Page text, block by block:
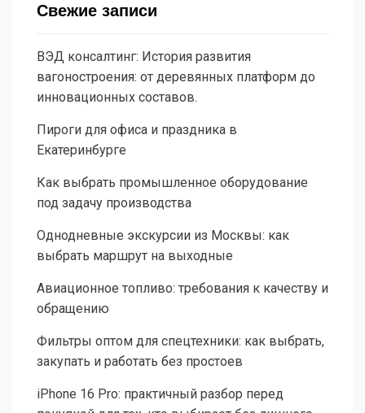
Свежие записи
ВЭД консалтинг: История развития
вагоностроения: от деревянных платформ до
инновационных составов.
Пироги для офиса и праздника в
Екатеринбурге
Как выбрать промышленное оборудование
под задачу производства
Однодневные экскурсии из Москвы: как
выбрать маршрут на выходные
Авиационное топливо: требования к качеству и
обращению
Фильтры оптом для спецтехники: как выбрать,
закупать и работать без простоев
iPhone 16 Pro: практичный разбор перед